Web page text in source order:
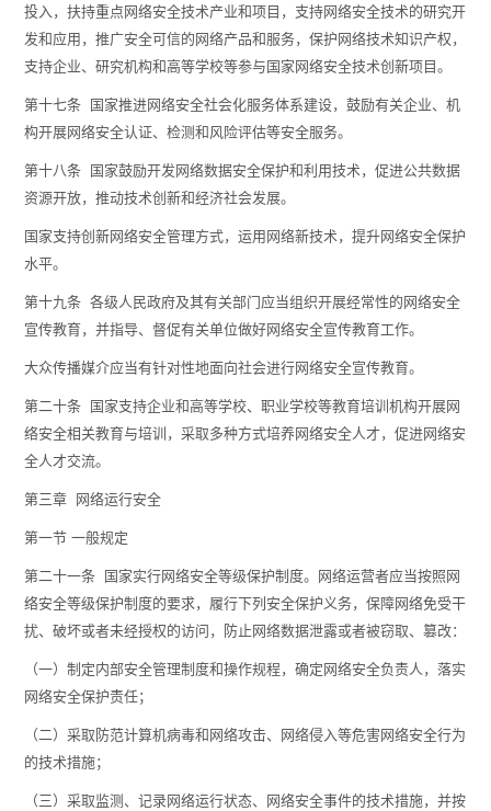
投入，扶持重点网络安全技术产业和项目，支持网络安全技术的研究开
发和应用，推广安全可信的网络产品和服务，保护网络技术知识产权，
支持企业、研究机构和高等学校等参与国家网络安全技术创新项目。
第十七条 国家推进网络安全社会化服务体系建设，鼓励有关企业、机
构开展网络安全认证、检测和风险评估等安全服务。
第十八条 国家鼓励开发网络数据安全保护和利用技术，促进公共数据
资源开放，推动技术创新和经济社会发展。
国家支持创新网络安全管理方式，运用网络新技术，提升网络安全保护
水平。
第十九条 各级人民政府及其有关部门应当组织开展经常性的网络安全
宣传教育，并指导、督促有关单位做好网络安全宣传教育工作。
大众传播媒介应当有针对性地面向社会进行网络安全宣传教育。
第二十条 国家支持企业和高等学校、职业学校等教育培训机构开展网
络安全相关教育与培训，采取多种方式培养网络安全人才，促进网络安
全人才交流。
第三章 网络运行安全
第一节 一般规定
第二十一条 国家实行网络安全等级保护制度。网络运营者应当按照网
络安全等级保护制度的要求，履行下列安全保护义务，保障网络免受干
扰、破坏或者未经授权的访问，防止网络数据泄露或者被窃取、篡改：
（一）制定内部安全管理制度和操作规程，确定网络安全负责人，落实
网络安全保护责任；
（二）采取防范计算机病毒和网络攻击、网络侵入等危害网络安全行为
的技术措施；
（三）采取监测、记录网络运行状态、网络安全事件的技术措施，并按